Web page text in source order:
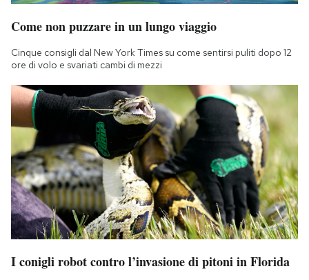
Come non puzzare in un lungo viaggio
Cinque consigli dal New York Times su come sentirsi puliti dopo 12
ore di volo e svariati cambi di mezzi
I conigli robot contro l’invasione di pitoni in Florida